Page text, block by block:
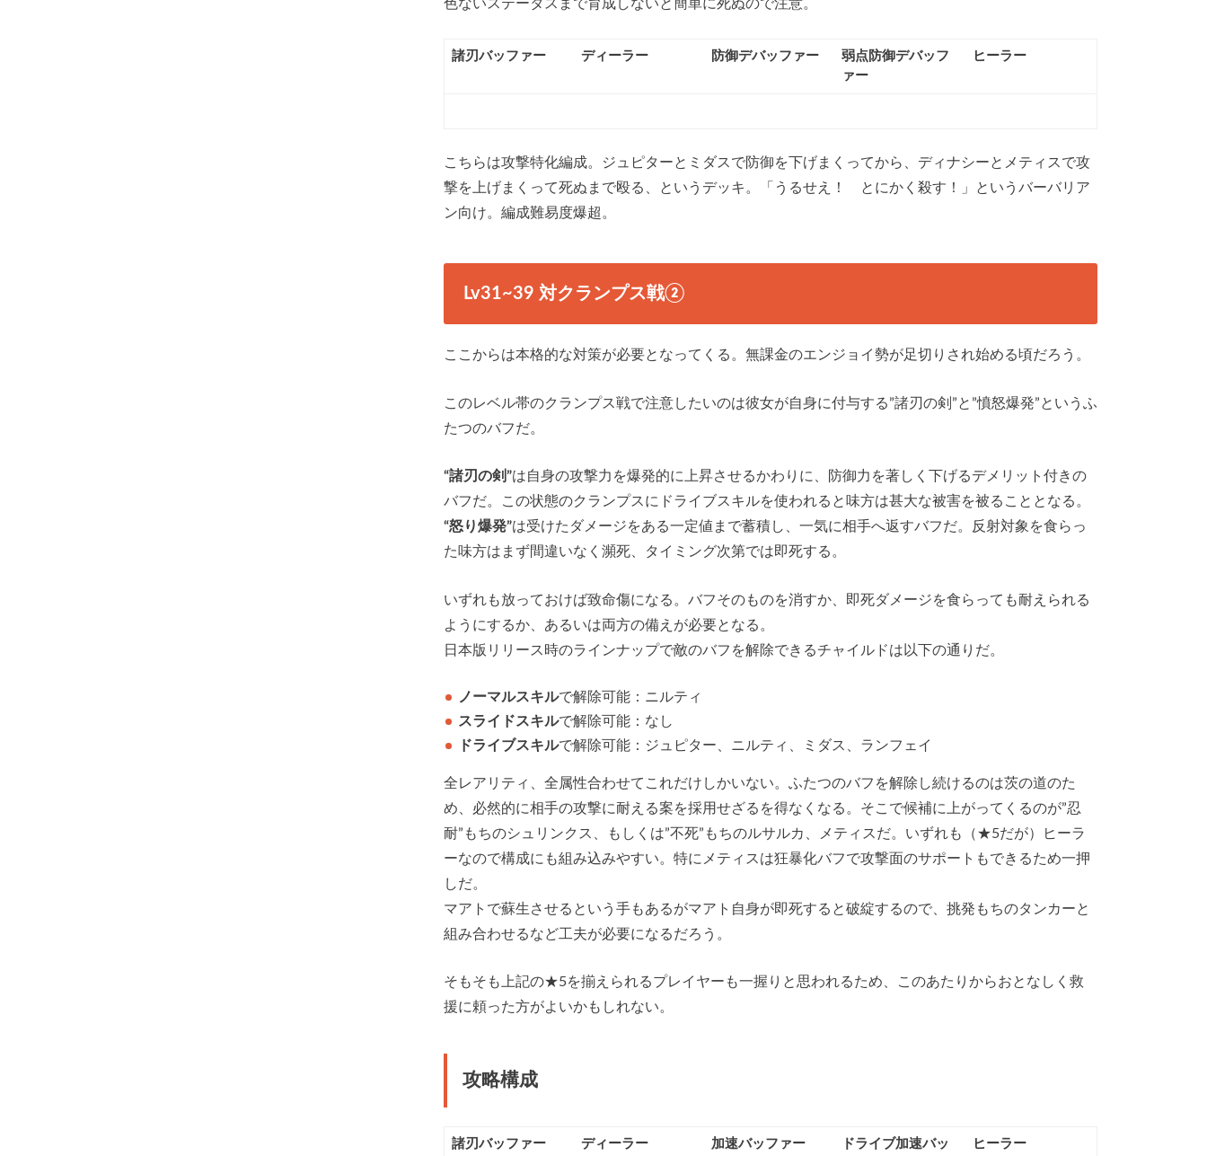
色ないステータスまで育成しないと簡単に死ぬので注意。
諸刃バッファー ディーラー 防御デバッファー
弱点防御デバッフ
ァー
ヒーラー
こちらは攻撃特化編成。ジュピターとミダスで防御を下げまくってから、ディナシーとメティスで攻
撃を上げまくって死ぬまで殴る、というデッキ。「うるせえ！ とにかく殺す！」というバーバリア
ン向け。編成難易度爆超。
Lv31~39 対クランプス戦②
ここからは本格的な対策が必要となってくる。無課金のエンジョイ勢が足切りされ始める頃だろう。
このレベル帯のクランプス戦で注意したいのは彼女が自身に付与する”諸刃の剣”と”憤怒爆発”というふ
たつのバフだ。
“諸刃の剣”は自身の攻撃力を爆発的に上昇させるかわりに、防御力を著しく下げるデメリット付きの
バフだ。この状態のクランプスにドライブスキルを使われると味方は甚大な被害を被ることとなる。
“怒り爆発”は受けたダメージをある一定値まで蓄積し、一気に相手へ返すバフだ。反射対象を食らっ
た味方はまず間違いなく瀕死、タイミング次第では即死する。
いずれも放っておけば致命傷になる。バフそのものを消すか、即死ダメージを食らっても耐えられる
ようにするか、あるいは両方の備えが必要となる。
日本版リリース時のラインナップで敵のバフを解除できるチャイルドは以下の通りだ。
ノーマルスキルで解除可能：ニルティ
スライドスキルで解除可能：なし
ドライブスキルで解除可能：ジュピター、ニルティ、ミダス、ランフェイ
全レアリティ、全属性合わせてこれだけしかいない。ふたつのバフを解除し続けるのは茨の道のた
め、必然的に相手の攻撃に耐える案を採用せざるを得なくなる。そこで候補に上がってくるのが”忍
耐”もちのシュリンクス、もしくは”不死”もちのルサルカ、メティスだ。いずれも（★5だが）ヒーラ
ーなので構成にも組み込みやすい。特にメティスは狂暴化バフで攻撃面のサポートもできるため一押
しだ。
マアトで蘇生させるという手もあるがマアト自身が即死すると破綻するので、挑発もちのタンカーと
組み合わせるなど工夫が必要になるだろう。
そもそも上記の★5を揃えられるプレイヤーも一握りと思われるため、このあたりからおとなしく救
援に頼った方がよいかもしれない。
攻略構成
諸刃バッファー ディーラー 加速バッファー ドライブ加速バッ ヒーラー